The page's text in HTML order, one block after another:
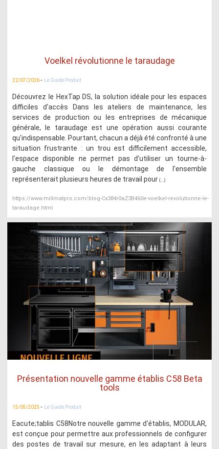
Voelkel révolutionne le taraudage
22/07/2026- Le Guide Produit
Découvrez le HexTap DS, la solution idéale pour les espaces
difficiles d'accès Dans les ateliers de maintenance, les
services de production ou les entreprises de mécanique
générale, le taraudage est une opération aussi courante
qu'indispensable. Pourtant, chacun a déjà été confronté à une
situation frustrante : un trou est difficilement accessible,
l'espace disponible ne permet pas d'utiliser un tourne-à-
gauche classique ou le démontage de l'ensemble
représenterait plusieurs heures de travail pour (...)
https://www.millmatpro.com/blog-Cx384r0aZ3B460e-voelkel-revolutionne-le-
taraudage.html
Présentation nouvelle gamme établis C58 Beta
tools
15/05/2025 - Le Guide Produit
Eacute;tablis C58Notre nouvelle gamme d'établis, MODULAR,
est conçue pour permettre aux professionnels de configurer
des postes de travail sur mesure, en les adaptant à leurs